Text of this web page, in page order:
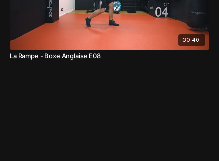
30:40
La Rampe - Boxe Anglaise E08